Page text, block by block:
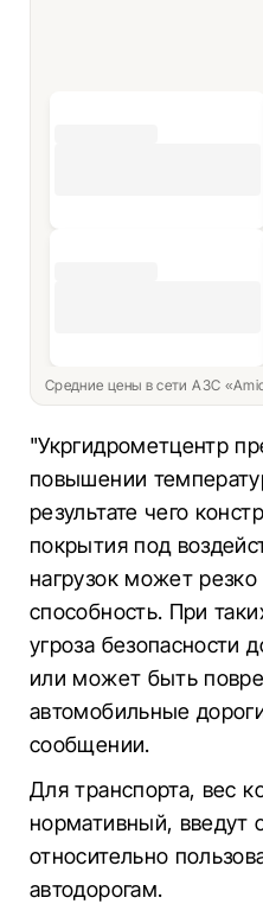
Средние цены в сети АЗС
"Укргидрометцентр
повышении
результате чего
покрытия под
нагрузок может
способность. При
угроза безопасности
или может быть
автомобильные
сообщении.
Для транспорта, вес
нормативный, введут
относительно
автодорогам.